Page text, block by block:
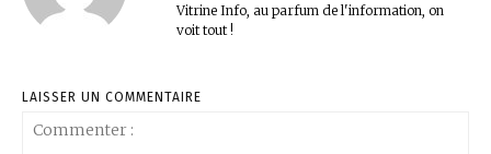
Vitrine Info, au parfum de l'information, on
voit tout !
LAISSER UN COMMENTAIRE